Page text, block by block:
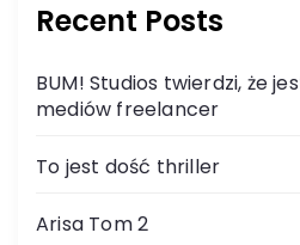
Recent Posts
BUM! Studios twierdzi, że
mediów freelancer
To jest dość thriller
Arisa Tom 2